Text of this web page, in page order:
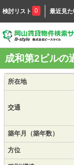
検討リスト 0 最近見
成和第2ビルの
所在地
交通
築年月（築年数）
方位